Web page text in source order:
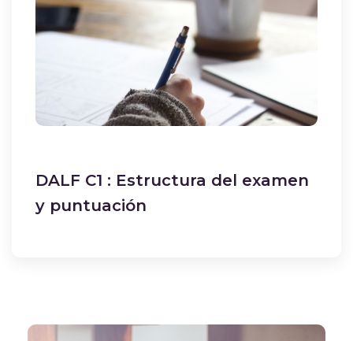
DALF C1 : Estructura del examen
y puntuación